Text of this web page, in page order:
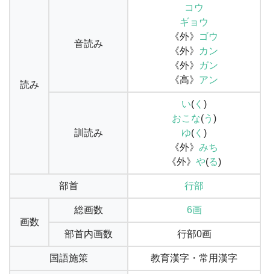
読み
音読み
コウ
ギョウ
《外》
ゴウ
《外》
カン
《外》
ガン
《高》 アン
訓読み
い( く )
おこな(う )
ゆ( く )
《外》 みち
《外》 や(る)
部首 行部
画数
総画数 6画
部首内画数 行部0画
国語施策 教育漢字・常用漢字